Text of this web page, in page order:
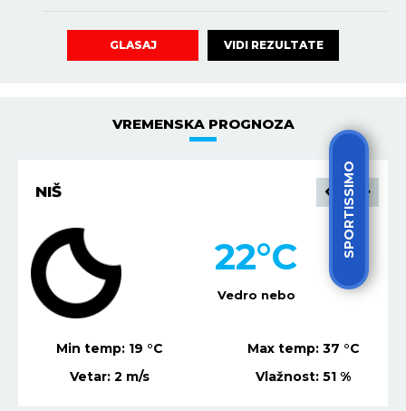
SPORTISSIMO
GLASAJ VIDI REZULTATE
VREMENSKA PROGNOZA
NIŠ
Vedro nebo
22°C
Min temp: 19 °C Max temp:37 °C
Vetar: 2 m/s Vlažnost: 51 %